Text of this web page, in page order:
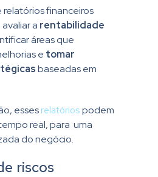
financeiros
a rentabilidade
áreas que
e tomar
baseadas em
essesrelatóriospodem
real, para uma
do negócio.
riscos